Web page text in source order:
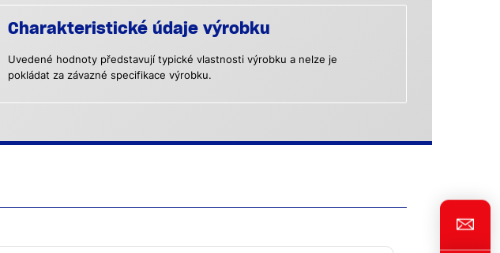
Charakteristické údaje výrobku
Uvedené hodnoty představují typické vlastnosti výrobku a nelze je
pokládat za závazné specifikace výrobku.